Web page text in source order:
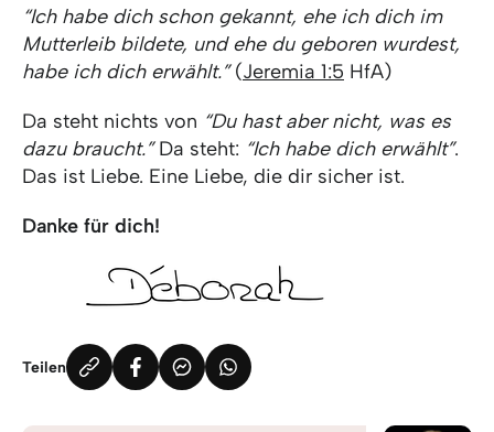
“Ich habe dich schon gekannt, ehe ich dich im
Mutterleib bildete, und ehe du geboren wurdest,
habe ich dich erwählt.”(Jeremia 1:5 HfA)
Da steht nichts von “Du hast aber nicht, was es
dazu braucht.”Da steht: “Ich habe dich erwählt”.
Das ist Liebe. Eine Liebe, die dir sicher ist.
Danke für dich!
Teilen